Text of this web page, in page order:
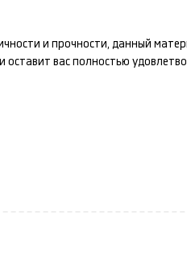
и прочности, данный
оставит вас полностью